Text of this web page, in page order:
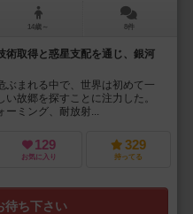
14歳～ 8件
術取得と惑星支配を通じ、銀河
まれる中で、世界は初めて一
故郷を探すことに注力した。
ーミング、耐放射...
129
お気に入り
329
持ってる
待ち下さい